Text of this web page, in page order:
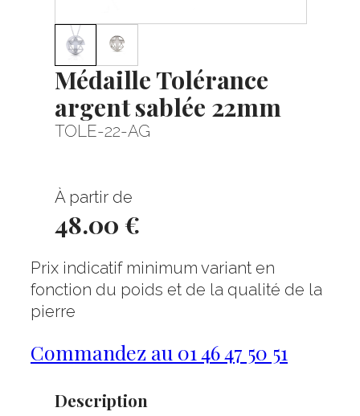
Médaille Tolérance
argent sablée 22mm
TOLE-22-AG
À partir de
48.00 €
Prix indicatif minimum variant en
fonction du poids et de la qualité de la
pierre
Commandez au 01 46 47 50 51
Description